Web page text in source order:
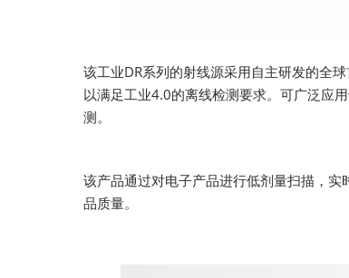
该工业DR系列的射线源采用自主研发的全
以满足工业4.0的离线检测要求。可广泛应
测。
该产品通过对电子产品进行低剂量扫描，
品质量。